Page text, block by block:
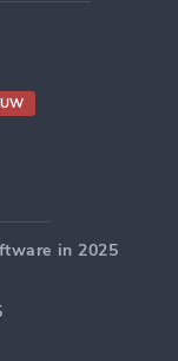
in 2025